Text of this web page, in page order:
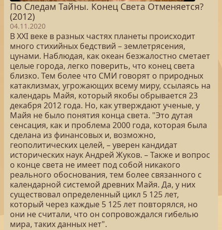
По Следам Тайны. Конец Света Отменяется?
(2012)
04.11.2020
В XXI веке в разных частях планеты происходит
много стихийных бедствий – землетрясения,
цунами. Наблюдая, как океан безжалостно сметает
целые города, легко поверить, что конец света
близко. Тем более что СМИ говорят о природных
катаклизмах, угрожающих всему миру, ссылаясь на
календарь Майя, который якобы обрывается 23
декабря 2012 года. Но, как утверждают ученые, у
Майя не было понятия конца света. "Это дутая
сенсация, как и проблема 2000 года, которая была
сделана из финансовых и, возможно,
геополитических целей, – уверен кандидат
исторических наук Андрей Жуков. – Также и вопрос
о конце света не имеет под собой никакого
реального обоснования, тем более связанного с
календарной системой древних Майя. Да, у них
существовал определенный цикл 5 125 лет,
который через каждые 5 125 лет повторялся, но
они не считали, что он сопровождался гибелью
мира, таких данных нет".